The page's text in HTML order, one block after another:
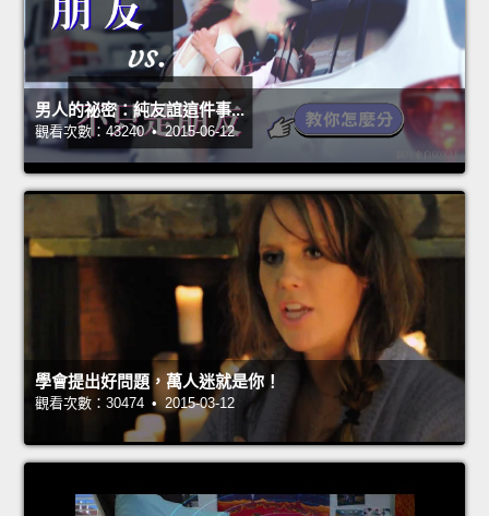
男人的祕密：純友誼這件事...
觀看次數：43240 • 2015-06-12
學會提出好問題，萬人迷就是你！
觀看次數：30474 • 2015-03-12